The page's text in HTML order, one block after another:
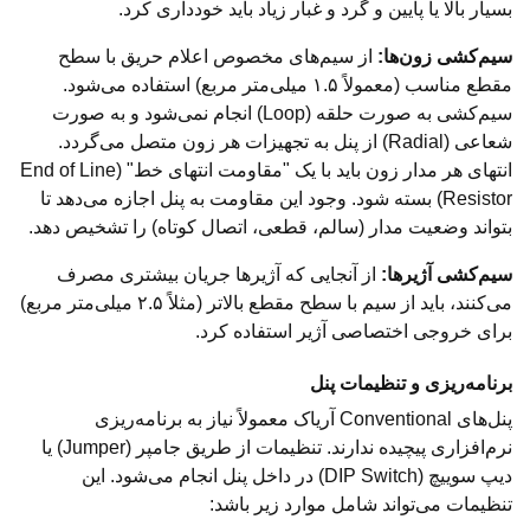
بسیار بالا یا پایین و گرد و غبار زیاد باید خودداری کرد.
سیم‌کشی زون‌ها: از سیم‌های مخصوص اعلام حریق با سطح
مقطع مناسب (معمولاً ۱.۵ میلی‌متر مربع) استفاده می‌شود.
سیم‌کشی به صورت حلقه (Loop) انجام نمی‌شود و به صورت
شعاعی (Radial) از پنل به تجهیزات هر زون متصل می‌گردد.
انتهای هر مدار زون باید با یک "مقاومت انتهای خط" (End of Line
Resistor) بسته شود. وجود این مقاومت به پنل اجازه می‌دهد تا
بتواند وضعیت مدار (سالم، قطعی، اتصال کوتاه) را تشخیص دهد.
سیم‌کشی آژیرها: از آنجایی که آژیرها جریان بیشتری مصرف
می‌کنند، باید از سیم با سطح مقطع بالاتر (مثلاً ۲.۵ میلی‌متر مربع)
برای خروجی اختصاصی آژیر استفاده کرد.
برنامه‌ریزی و تنظیمات پنل
پنل‌های Conventional آریاک معمولاً نیاز به برنامه‌ریزی
نرم‌افزاری پیچیده ندارند. تنظیمات از طریق جامپر (Jumper) یا
دیپ سوییچ (DIP Switch) در داخل پنل انجام می‌شود. این
تنظیمات می‌تواند شامل موارد زیر باشد: